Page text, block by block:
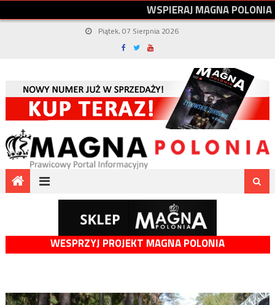
WSPIERAJMAGNAPOLONIA
Piątek, 07 Sierpnia 2026
WESPRZYJ PROJEKT MAGNA POLONIA